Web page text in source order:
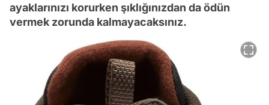
ayaklarınızı korurken şıklığınızdan da ödün
vermek zorunda kalmayacaksınız.